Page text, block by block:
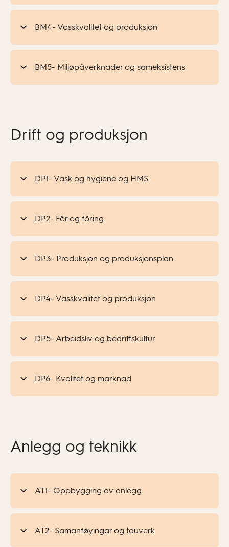
BM4- Vasskvalitet og produksjon
BM5- Miljøpåverknader og sameksistens
Drift og produksjon
DP1- Vask og hygiene og HMS
DP2- Fôr og fôring
DP3- Produksjon og produksjonsplan
DP4- Vasskvalitet og produksjon
DP5- Arbeidsliv og bedriftskultur
DP6- Kvalitet og marknad
Anlegg og teknikk
AT1- Oppbygging av anlegg
AT2- Samanføyingar og tauverk